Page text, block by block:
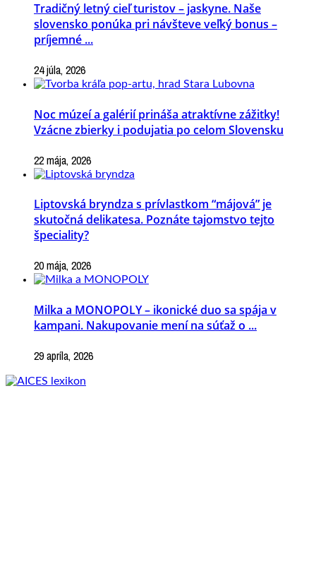
Tradičný letný cieľ turistov – jaskyne. Naše
slovensko ponúka pri návšteve veľký bonus –
príjemné ...
24 júla, 2026
Noc múzeí a galérií prináša atraktívne zážitky!
Vzácne zbierky i podujatia po celom Slovensku
22 mája, 2026
Liptovská bryndza s prívlastkom “májová” je
skutočná delikatesa. Poznáte tajomstvo tejto
špeciality?
20 mája, 2026
Milka a MONOPOLY – ikonické duo sa spája v
kampani. Nakupovanie mení na súťaž o ...
29 apríla, 2026